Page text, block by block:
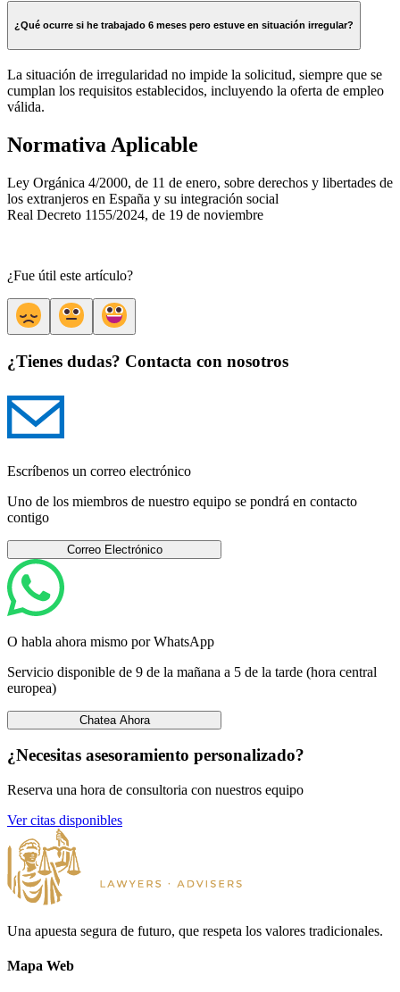
¿Qué ocurre si he trabajado 6 meses pero estuve en situación irregular?
La situación de irregularidad no impide la solicitud, siempre que se
cumplan los requisitos establecidos, incluyendo la oferta de empleo
válida.
Normativa Aplicable
Ley Orgánica 4/2000, de 11 de enero, sobre derechos y libertades de
los extranjeros en España y su integración social
Real Decreto 1155/2024, de 19 de noviembre
¿Fue útil este artículo?
¿Tienes dudas? Contacta con nosotros
Escríbenos un correo electrónico
Uno de los miembros de nuestro equipo se pondrá en contacto
contigo
Correo Electrónico
O habla ahora mismo por WhatsApp
Servicio disponible de 9 de la mañana a 5 de la tarde (hora central
europea)
Chatea Ahora
¿Necesitas asesoramiento personalizado?
Reserva una hora de consultoria con nuestros equipo
Ver citas disponibles
Una apuesta segura de futuro, que respeta los valores tradicionales.
Mapa Web